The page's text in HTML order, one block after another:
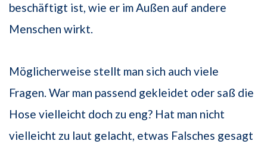
beschäftigt ist, wie er im Außen auf andere
Menschen wirkt.
Möglicherweise stellt man sich auch viele
Fragen. War man passend gekleidet oder saß die
Hose vielleicht doch zu eng? Hat man nicht
vielleicht zu laut gelacht, etwas Falsches gesagt